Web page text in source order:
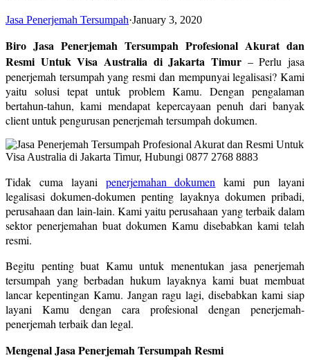
Jasa Penerjemah Tersumpah·January 3, 2020
Biro Jasa Penerjemah Tersumpah Profesional Akurat dan
Resmi Untuk Visa Australia di Jakarta Timur – Perlu jasa
penerjemah tersumpah yang resmi dan mempunyai legalisasi? Kami
yaitu solusi tepat untuk problem Kamu. Dengan pengalaman
bertahun-tahun, kami mendapat kepercayaan penuh dari banyak
client untuk pengurusan penerjemah tersumpah dokumen.
Tidak cuma layani penerjemahan dokumen kami pun layani
legalisasi dokumen-dokumen penting layaknya dokumen pribadi,
perusahaan dan lain-lain. Kami yaitu perusahaan yang terbaik dalam
sektor penerjemahan buat dokumen Kamu disebabkan kami telah
resmi.
Begitu penting buat Kamu untuk menentukan jasa penerjemah
tersumpah yang berbadan hukum layaknya kami buat membuat
lancar kepentingan Kamu. Jangan ragu lagi, disebabkan kami siap
layani Kamu dengan cara profesional dengan penerjemah-
penerjemah terbaik dan legal.
Mengenal Jasa Penerjemah Tersumpah Resmi